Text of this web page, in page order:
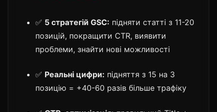
✅ 5 стратегій GSC: підняти статті з 11-20
позицій, покращити CTR, виявити
проблеми, знайти нові можливості
✅ Реальні цифри: підняття з 15 на 3
позицію = +40-60 разів більше трафіку